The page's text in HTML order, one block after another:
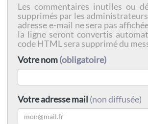
Les commentaires inutiles ou
supprimés par les
adresse e-mail ne sera pas
la ligne seront convertis
code HTML sera supprimé du
Votre nom(obligatoire)
Votre adresse mail (non diffusée)